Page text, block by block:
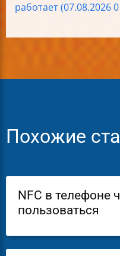
работает (07.08.2026
Похожие
NFC в телефоне
пользоваться